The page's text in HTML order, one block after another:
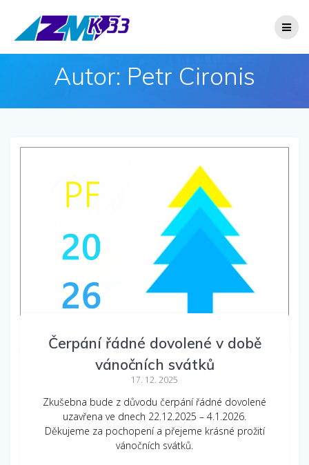
Autor: Petr Cironis
Čerpání řádné dovolené v době
vánočních svátků
17. 12. 2025
Zkušebna bude z důvodu čerpání řádné dovolené
uzavřena ve dnech 22.12.2025 – 4.1.2026.
Děkujeme za pochopení a přejeme krásné prožití
vánočních svátků.